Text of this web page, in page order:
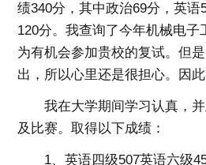
绩340分，其中政治69分，英
120分。我查询了今年机械电子
为有机会参加贵校的复试。但
出，所以心里还是很担心。因
我在大学期间学习认真，并
及比赛。取得以下成绩：
1、英语四级507英语六级